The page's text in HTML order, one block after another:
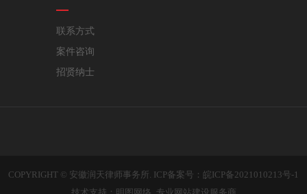
联系方式
案件咨询
招贤纳士
COPYRIGHT © 安徽润天律师事务所. ICP备案号： 皖ICP备2021010213号-1